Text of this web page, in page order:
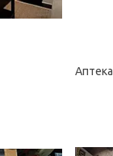
Аптека